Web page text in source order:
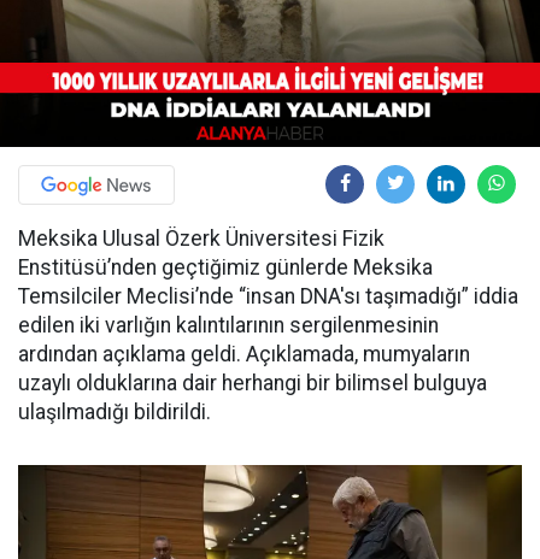
Meksika Ulusal Özerk Üniversitesi Fizik
Enstitüsü’nden geçtiğimiz günlerde Meksika
Temsilciler Meclisi’nde “insan DNA'sı taşımadığı” iddia
edilen iki varlığın kalıntılarının sergilenmesinin
ardından açıklama geldi. Açıklamada, mumyaların
uzaylı olduklarına dair herhangi bir bilimsel bulguya
ulaşılmadığı bildirildi.